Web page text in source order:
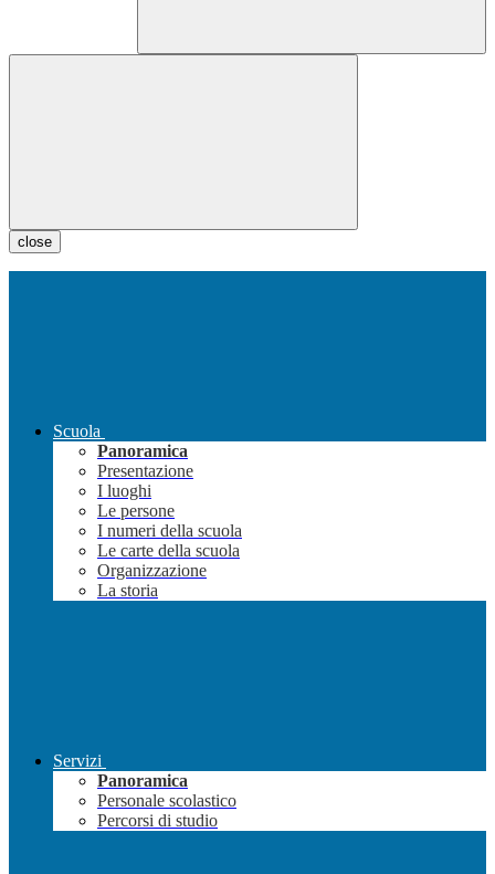
close
Scuola
Panoramica
Presentazione
I luoghi
Le persone
I numeri della scuola
Le carte della scuola
Organizzazione
La storia
Servizi
Panoramica
Personale scolastico
Percorsi di studio